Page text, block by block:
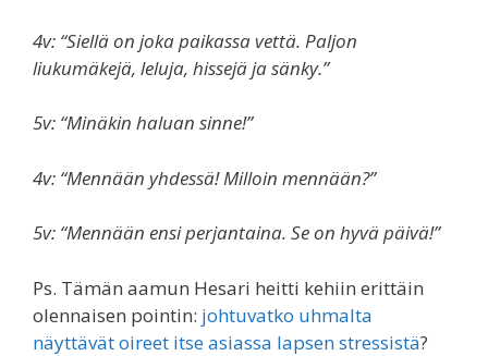
4v: “Siellä on joka paikassa vettä. Paljon
liukumäkejä, leluja, hissejä ja sänky.”
5v: “Minäkin haluan sinne!”
4v: “Mennään yhdessä! Milloin mennään?”
5v: “Mennään ensi perjantaina. Se on hyvä päivä!”
Ps. Tämän aamun Hesari heitti kehiin erittäin
olennaisen pointin: johtuvatko uhmalta
näyttävät oireet itse asiassa lapsen stressistä?